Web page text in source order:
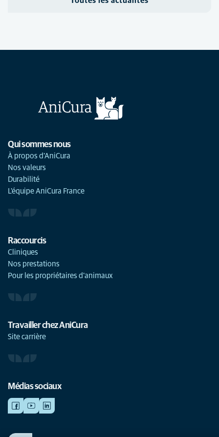
Qui sommes nous
À propos d'AniCura
Nos valeurs
Durabilité
L'équipe AniCura France
Raccourcis
Cliniques
Nos prestations
Pour les propriétaires d'animaux
Travailler chez AniCura
Site carrière
Médias sociaux